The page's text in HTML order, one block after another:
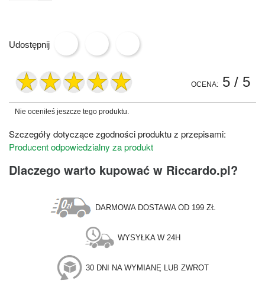
Udostępnij
OCENA: 5 / 5
Nie oceniłeś jeszcze tego produktu.
Szczegóły dotyczące zgodności produktu z przepisami:
Producent odpowiedzialny za produkt
Dlaczego warto kupować w Riccardo.pl?
DARMOWA DOSTAWA OD 199 ZŁ
WYSYŁKA W 24H
30 DNI NA WYMIANĘ LUB ZWROT